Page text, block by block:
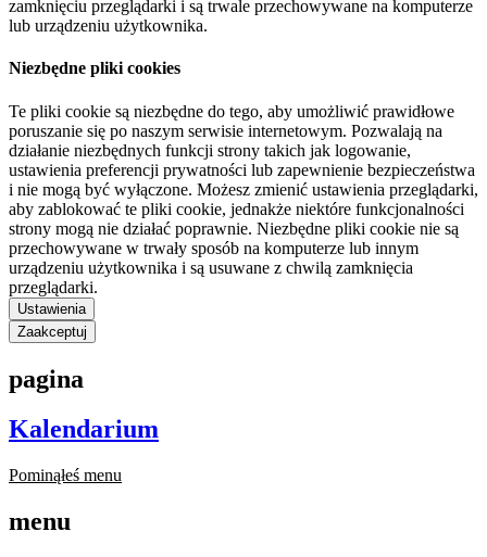
zamknięciu przeglądarki i są trwale przechowywane na komputerze
lub urządzeniu użytkownika.
Niezbędne pliki cookies
Te pliki cookie są niezbędne do tego, aby umożliwić prawidłowe
poruszanie się po naszym serwisie internetowym. Pozwalają na
działanie niezbędnych funkcji strony takich jak logowanie,
ustawienia preferencji prywatności lub zapewnienie bezpieczeństwa
i nie mogą być wyłączone. Możesz zmienić ustawienia przeglądarki,
aby zablokować te pliki cookie, jednakże niektóre funkcjonalności
strony mogą nie działać poprawnie. Niezbędne pliki cookie nie są
przechowywane w trwały sposób na komputerze lub innym
urządzeniu użytkownika i są usuwane z chwilą zamknięcia
przeglądarki.
Ustawienia
Zaakceptuj
pagina
Kalendarium
Pominąłeś menu
menu